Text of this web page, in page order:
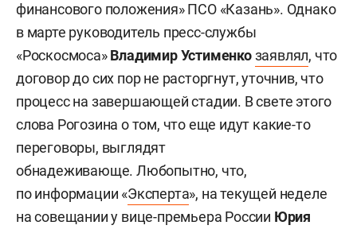
финансового положения» ПСО «Казань». Однако
в марте руководитель пресс-службы
«Роскосмоса»Владимир Устименкозаявлял, что
договор до сих пор не расторгнут, уточнив, что
процесс на завершающей стадии. В свете этого
слова Рогозина о том, что еще идут какие-то
переговоры, выглядят
обнадеживающе. Любопытно, что,
по информации «Эксперта», на текущей неделе
на совещании у вице-премьера России Юрия